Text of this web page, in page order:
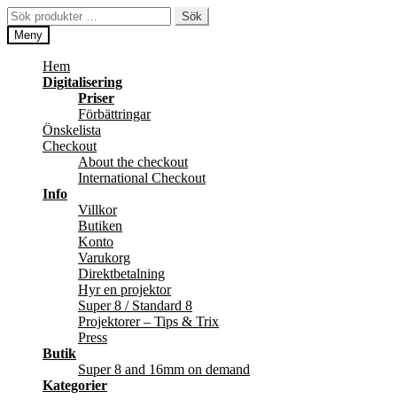
Hoppa
till
navigering
Hoppa
till
innehåll
Sök
efter:
Sök
Meny
Hem
Digitalisering
Priser
Förbättringar
Önskelista
Checkout
About the checkout
International Checkout
Info
Villkor
Butiken
Konto
Varukorg
Direktbetalning
Hyr en projektor
Super 8 / Standard 8
Projektorer – Tips & Trix
Press
Butik
Super 8 and 16mm on demand
Kategorier